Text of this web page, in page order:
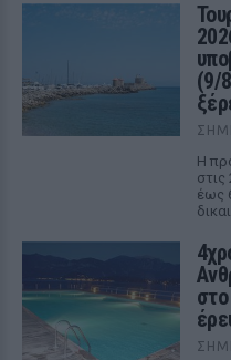
(9/
Η
έως